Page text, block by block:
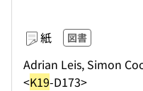
紙 図書
Adrian Leis, Simon
<K19-D173>